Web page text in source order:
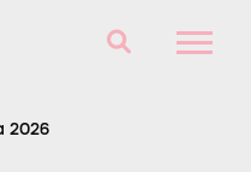
2026